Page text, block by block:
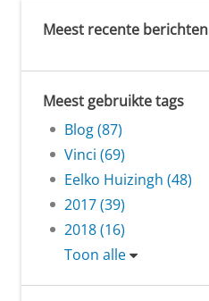
Meest recente berichten
Meest gebruikte tags
Blog (87)
Vinci (69)
Eelko Huizingh (48)
2017 (39)
2018 (16)
Toon alle